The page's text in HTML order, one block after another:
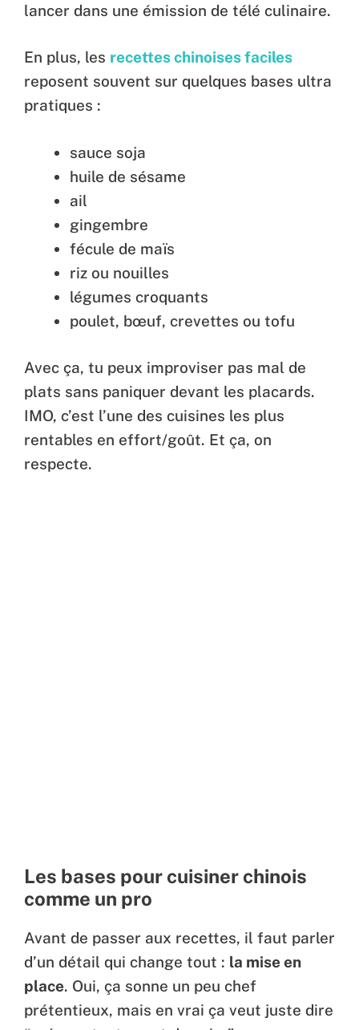
lancer dans une émission de télé culinaire.
En plus, les recettes chinoises faciles
reposent souvent sur quelques bases ultra
pratiques :
sauce soja
huile de sésame
ail
gingembre
fécule de maïs
riz ou nouilles
légumes croquants
poulet, bœuf, crevettes ou tofu
Avec ça, tu peux improviser pas mal de
plats sans paniquer devant les placards.
IMO, c’est l’une des cuisines les plus
rentables en effort/goût. Et ça, on
respecte.
Les bases pour cuisiner chinois
comme un pro
Avant de passer aux recettes, il faut parler
d’un détail qui change tout : la mise en
place. Oui, ça sonne un peu chef
prétentieux, mais en vrai ça veut juste dire